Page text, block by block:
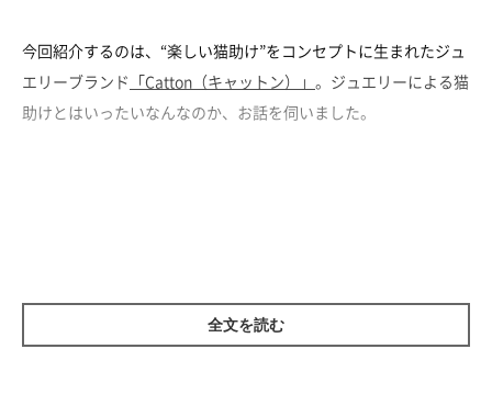
今回紹介するのは、“楽しい猫助け”をコンセプトに生まれたジュ
エリーブランド 「Catton（キャットン）」 。ジュエリーによる猫
助けとはいったいなんなのか、お話を伺いました。
全文を読む